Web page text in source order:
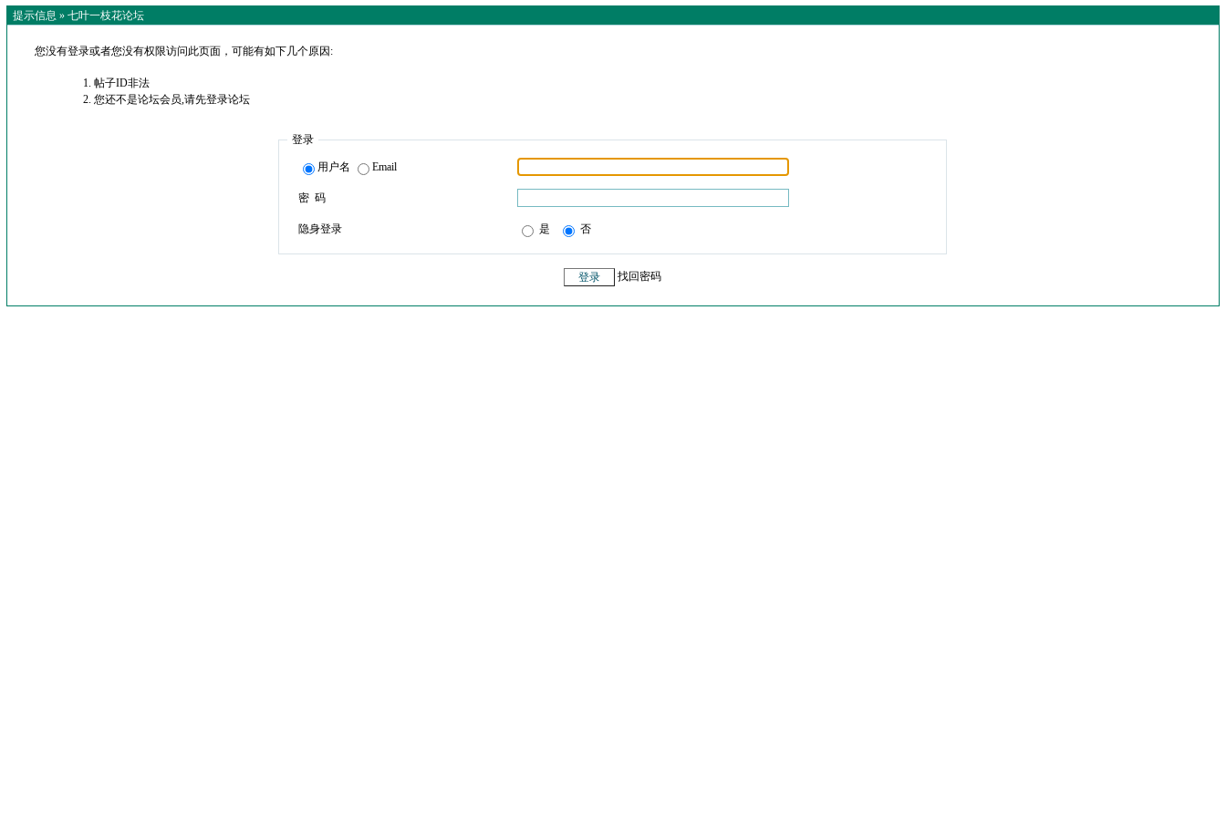
提示信息 » 七叶一枝花论坛
您没有登录或者您没有权限访问此页面，可能有如下几个原因:
帖子ID非法
您还不是论坛会员,请先登录论坛
登录
用户名 Email
密 码
隐身登录 是 否
找回密码